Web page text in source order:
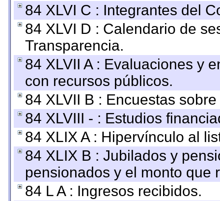
84 XLVI C : Integrantes del
84 XLVI D : Calendario de
Transparencia.
84 XLVII A : Evaluaciones y
con recursos públicos.
84 XLVII B : Encuestas
84 XLVIII - : Estudios
84 XLIX A : Hipervínculo al
84 XLIX B : Jubilados y
pensionados y el monto que
84 L A : Ingresos recibidos.